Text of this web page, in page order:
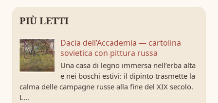
PIÙ LETTI
Dacia dell’Accademia — cartolina
sovietica con pittura russa
Una casa di legno immersa nell’erba alta
e nei boschi estivi: il dipinto trasmette la
calma delle campagne russe alla fine del XIX secolo.
L...